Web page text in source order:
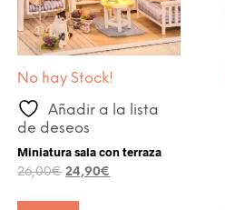
No hay Stock!
Añadir a la lista
de deseos
Miniatura sala con terraza
26,00€ El
original
24,90€